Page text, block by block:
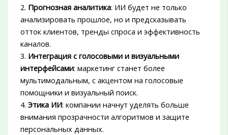
2. Прогнозная аналитика: ИИ будет не только
анализировать прошлое, но и предсказывать
отток клиентов, тренды спроса и эффективность
каналов.
3. Интеграция с голосовыми и визуальными
интерфейсами: маркетинг станет более
мультимодальным, с акцентом на голосовые
помощники и визуальный поиск.
4. Этика ИИ: компании начнут уделять больше
внимания прозрачности алгоритмов и защите
персональных данных.